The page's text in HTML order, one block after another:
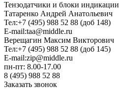
Тензодатчики и блоки индикации
Татаренко Андрей Анатольевич
Тел:+7 (495) 988 52 88 (доб 148)
E-mail:taa@middle.ru
Верещагин Максим Викторович
Тел:+7 (495) 988 52 88 (доб 145)
E-mail:zip@middle.ru
пн-пт: 8.00-17.00
8 (495) 988 52 88
Заказать звонок